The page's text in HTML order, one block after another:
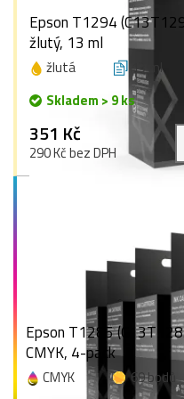
Epson T1294
žlutý, 13 ml
žlutá 13 ml
Skladem > 9 ks
351 Kč
290 Kč bez DPH
Epson T1285
CMYK, 4-pack
CMYK
69 bodů